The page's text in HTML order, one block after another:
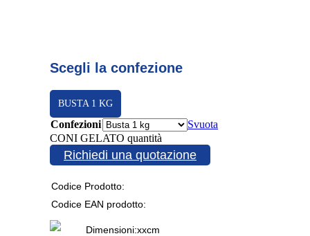
Scegli la confezione
BUSTA 1 KG
Confezioni
Svuota
CONI GELATO quantità
Richiedi una quotazione
Codice Prodotto:
Codice EAN prodotto:
Dimensioni:xxcm